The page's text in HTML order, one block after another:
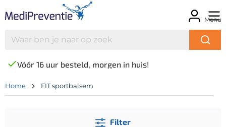
Menu
Vóór 16 uur besteld, morgen in huis!
Home FIT sportbalsem
Filter